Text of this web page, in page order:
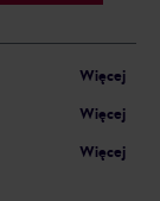
Więcej
Więcej
Więcej